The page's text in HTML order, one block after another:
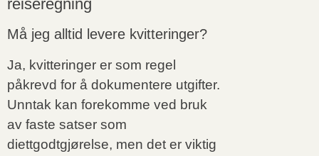
reiseregning
Må jeg alltid levere kvitteringer?
Ja, kvitteringer er som regel
påkrevd for å dokumentere utgifter.
Unntak kan forekomme ved bruk
av faste satser som
diettgodtgjørelse, men det er viktig